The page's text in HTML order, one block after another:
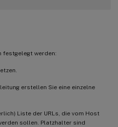
: [
:
festgelegt werden:
erstellen Sie eine einzelne
Liste der URLs, die vom Host
sollen. Platzhalter sind